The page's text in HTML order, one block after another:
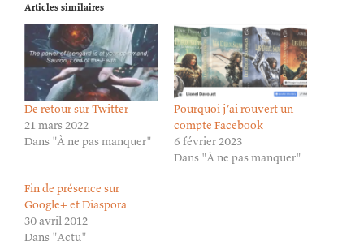
Articles similaires
De retour sur Twitter
21 mars 2022
Dans "À ne pas manquer"
Pourquoi j’ai rouvert un
compte Facebook
6 février 2023
Dans "À ne pas manquer"
Fin de présence sur
Google+ et Diaspora
30 avril 2012
Dans "Actu"